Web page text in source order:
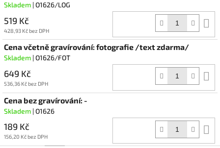
Skladem | O1626/LOG
519 Kč
428,93 Kč bez DPH
Cena včetně gravírování: fotografie /text zdarma/
Skladem | O1626/FOT
649 Kč
536,36 Kč bez DPH
Cena bez gravírování: -
Skladem | O1626
189 Kč
156,20 Kč bez DPH